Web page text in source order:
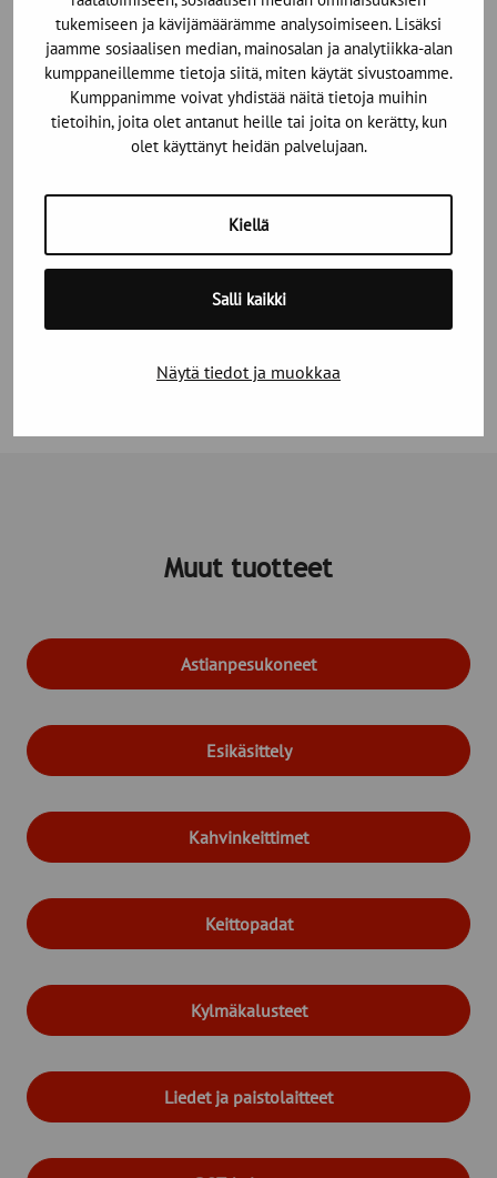
tukemiseen ja kävijämäärämme analysoimiseen. Lisäksi
jaamme sosiaalisen median, mainosalan ja analytiikka-alan
kumppaneillemme tietoja siitä, miten käytät sivustoamme.
Kumppanimme voivat yhdistää näitä tietoja muihin
tietoihin, joita olet antanut heille tai joita on kerätty, kun
olet käyttänyt heidän palvelujaan.
Kiellä
Salli kaikki
Näytä tiedot ja muokkaa
Rahoitus
Tarjoamme asiakkaillemme joustavia
rahoitusratkaisuja. Yhteistyökumppanimme ovat
Siemens rahoitus, Grenkeleasing sekä Op:n
kysythän lisää yhteydenottosivun kautta.
Tutustu Rahoitukseen
Muut tuotteet
Astianpesukoneet
Esikäsittely
Kahvinkeittimet
Keittopadat
Kylmäkalusteet
Liedet ja paistolaitteet